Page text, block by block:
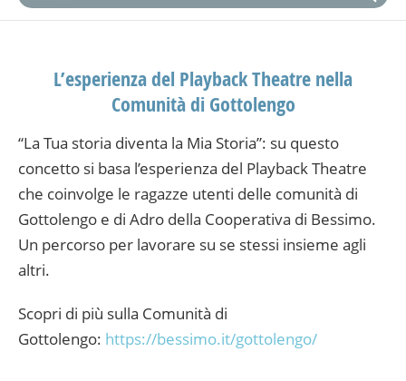
L’esperienza del Playback Theatre nella
Comunità di Gottolengo
“La Tua storia diventa la Mia Storia”: su questo
concetto si basa l’esperienza del Playback Theatre
che coinvolge le ragazze utenti delle comunità di
Gottolengo e di Adro della Cooperativa di Bessimo.
Un percorso per lavorare su se stessi insieme agli
altri.
Scopri di più sulla Comunità di
Gottolengo: https://bessimo.it/gottolengo/